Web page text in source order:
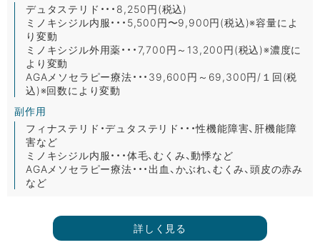
デュタステリド・・・8,250円(税込)
ミノキシジル内服・・・5,500円〜9,900円(税込)※容量によ
り変動
ミノキシジル外用薬・・・7,700円～13,200円(税込)※濃度に
より変動
AGAメソセラピー療法・・・39,600円～69,300円/１回(税
込)※回数により変動
副作用
フィナステリド・デュタステリド・・・性機能障害、肝機能障
害など
ミノキシジル内服・・・体毛、むくみ、動悸など
AGAメソセラピー療法・・・出血、かぶれ、むくみ、頭皮の赤み
など
詳しく見る